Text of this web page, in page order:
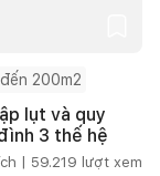
200m2
lụt và quy
3 thế hệ
| 59.219 lượt xem